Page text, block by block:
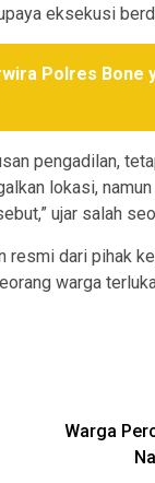
eksekusi
Polres Bone
pengadilan,
lokasi,
ujar salah
resmi dari pihak
warga
Warga